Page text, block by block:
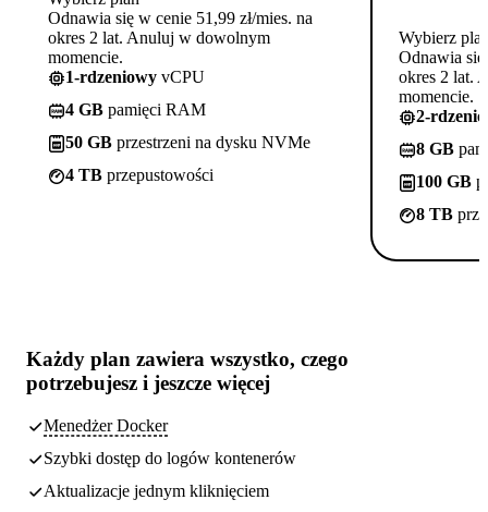
Odnawia się w cenie 51,99 zł/mies. na
okres 2 lat. Anuluj w dowolnym
momencie.
1-rdzeniowy vCPU
4 GB pamięci RAM
50 GB przestrzeni na dysku NVMe
4 TB przepustowości
Wybierz
Odnawia się
okres 2 lat.
momencie.
2-
8 GB
100 GB
8 TB
Każdy plan zawiera wszystko, czego
potrzebujesz i jeszcze więcej
Menedżer Docker
Szybki dostęp do logów kontenerów
Aktualizacje jednym kliknięciem